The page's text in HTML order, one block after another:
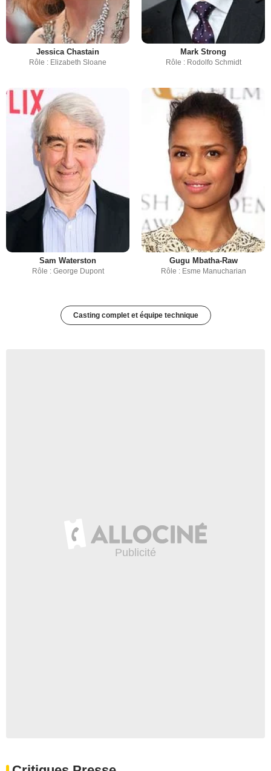
Jessica Chastain
Rôle : Elizabeth Sloane
Mark Strong
Rôle : Rodolfo Schmidt
Sam Waterston
Rôle : George Dupont
Gugu Mbatha-Raw
Rôle : Esme Manucharian
Casting complet et équipe technique